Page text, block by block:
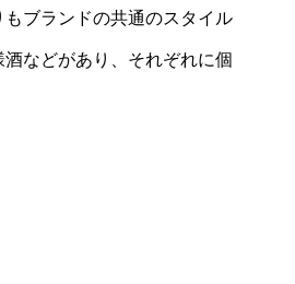
ブランドの共通のスタイル
などがあり、それぞれに個